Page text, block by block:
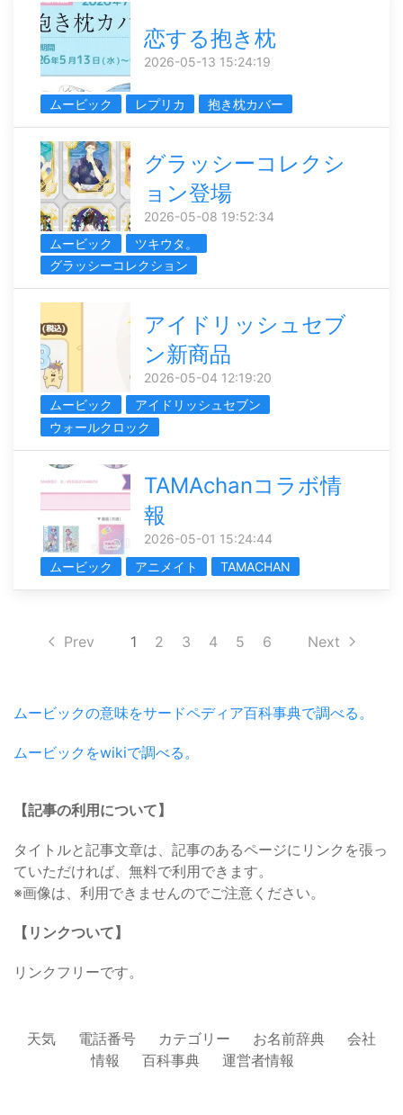
恋する抱き枕
2026-05-13 15:24:19
ムービック レプリカ 抱き枕カバー
グラッシーコレクシ
ョン登場
2026-05-08 19:52:34
ムービック
ツキウタ。
グラッシーコレクション
アイドリッシュセブ
ン新商品
2026-05-04 12:19:20
ムービック
アイドリッシュセブン
ウォールクロック
TAMAchanコラボ情
報
2026-05-01 15:24:44
ムービック
アニメイト TAMACHAN
Prev 1 2 3 4 5 6 Next
ムービックの意味をサードペディア百科事典で調べる。
ムービックをwikiで調べる。
【記事の利用について】
タイトルと記事文章は、記事のあるページにリンクを張っ
ていただければ、無料で利用できます。
※画像は、利用できませんのでご注意ください。
【リンクついて】
リンクフリーです。
天気 電話番号 カテゴリー お名前辞典
会社
情報
百科事典 運営者情報